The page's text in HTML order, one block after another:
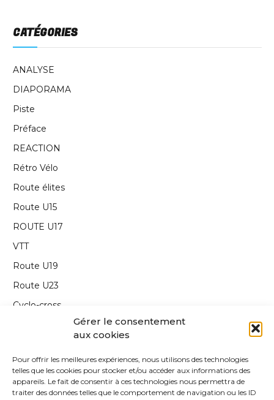
Gérer le consentement
aux cookies
Pour offrir les meilleures expériences, nous utilisons des technologies
telles que les cookies pour stocker et/ou accéder aux informations des
appareils. Le fait de consentir à ces technologies nous permettra de
traiter des données telles que le comportement de navigation ou les ID
CATÉGORIES
ANALYSE
DIAPORAMA
Piste
Préface
REACTION
Rétro Vélo
Route élites
Route U15
ROUTE U17
VTT
Route U19
Route U23
Cyclo-cross
Annonce
Edito